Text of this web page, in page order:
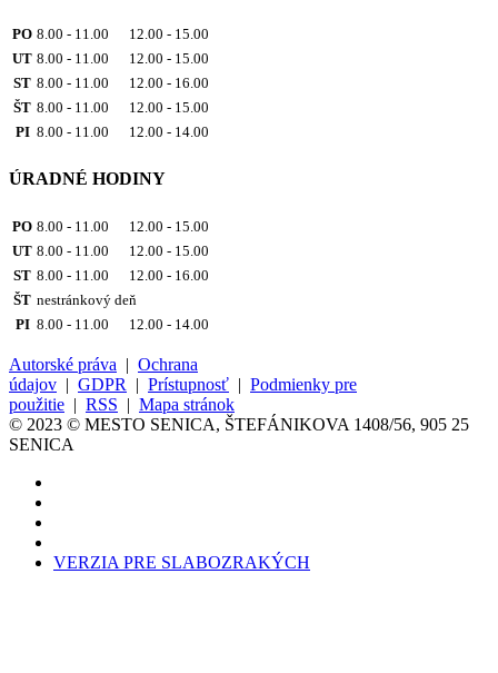
PO 8.00 - 11.00 12.00 - 15.00
UT 8.00 - 11.00 12.00 - 15.00
ST 8.00 - 11.00 12.00 - 16.00
ŠT 8.00 - 11.00 12.00 - 15.00
PI 8.00 - 11.00 12.00 - 14.00
ÚRADNÉ HODINY
PO 8.00 - 11.00 12.00 - 15.00
UT 8.00 - 11.00 12.00 - 15.00
ST 8.00 - 11.00 12.00 - 16.00
ŠT nestránkový deň
PI 8.00 - 11.00 12.00 - 14.00
Autorské práva | Ochrana
údajov | GDPR | Prístupnosť | Podmienky pre
použitie | RSS | Mapa stránok
© 2023 © MESTO SENICA, ŠTEFÁNIKOVA 1408/56, 905 25
SENICA
VERZIA PRE SLABOZRAKÝCH